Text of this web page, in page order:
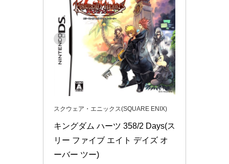
スクウェア・エニックス(SQUARE ENIX)
キングダム ハーツ 358/2 Days(ス
リー ファイブ エイト デイズ オ
ーバー ツー)